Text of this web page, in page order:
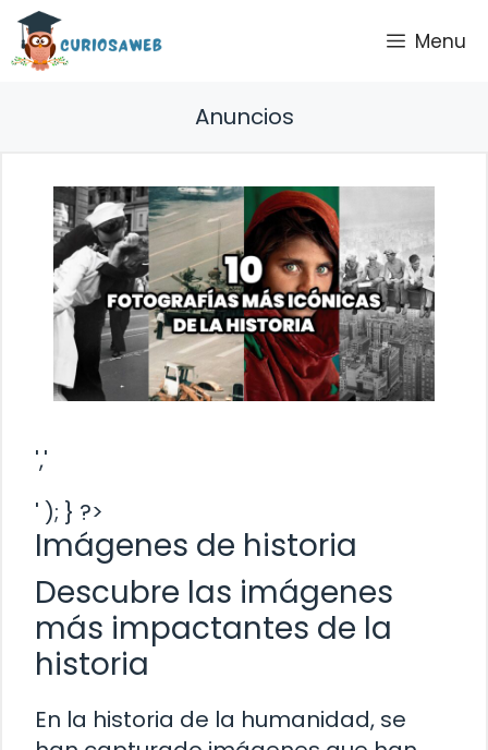
Saltar
contenido
Menu
Anuncios
','
' ); } ?>
Imágenes de historia
Descubre las imágenes
más impactantes de la
historia
En la historia de la humanidad, se